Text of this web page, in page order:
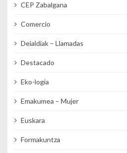
CEP Zabalgana
Comercio
Deialdiak – Llamadas
Destacado
Eko-logia
Emakumea – Mujer
Euskara
Formakuntza